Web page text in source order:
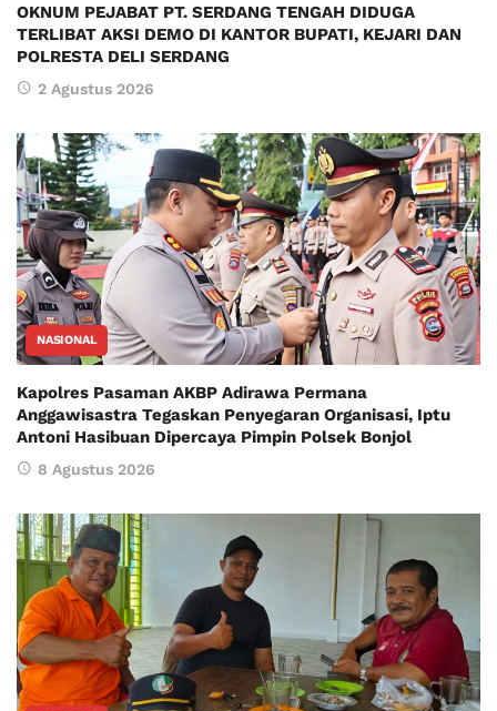
OKNUM PEJABAT PT. SERDANG TENGAH DIDUGA
TERLIBAT AKSI DEMO DI KANTOR BUPATI, KEJARI DAN
POLRESTA DELI SERDANG
2 Agustus 2026
NASIONAL
Kapolres Pasaman AKBP Adirawa Permana
Anggawisastra Tegaskan Penyegaran Organisasi, Iptu
Antoni Hasibuan Dipercaya Pimpin Polsek Bonjol
8 Agustus 2026